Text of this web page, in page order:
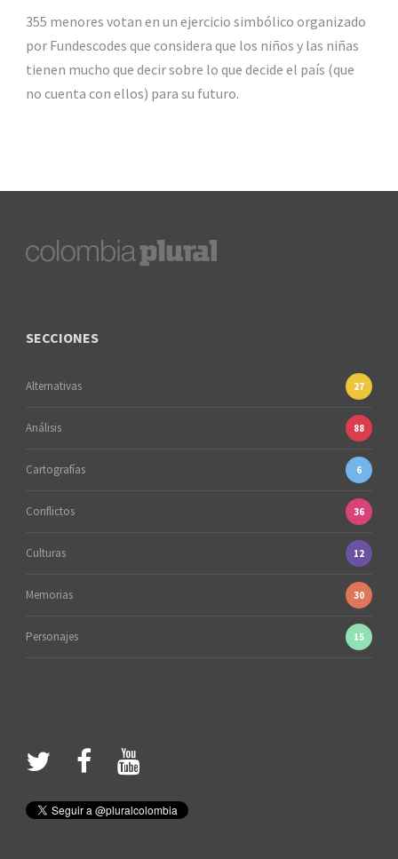
355 menores votan en un ejercicio simbólico organizado
por Fundescodes que considera que los niños y las niñas
tienen mucho que decir sobre lo que decide el país (que
no cuenta con ellos) para su futuro.
SECCIONES
Alternativas 27
Análisis 88
Cartografías 6
Conflictos 36
Culturas 12
Memorias 30
Personajes 15